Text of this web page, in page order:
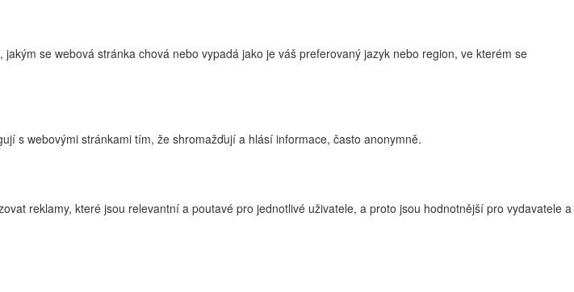
se webová stránka chová nebo vypadá jako je váš preferovaný jazyk nebo region, ve kterém se
s webovými stránkami tím, že shromažďují a hlásí informace, často anonymně.
reklamy, které jsou relevantní a poutavé pro jednotlivé uživatele, a proto jsou hodnotnější pro vydavatele a